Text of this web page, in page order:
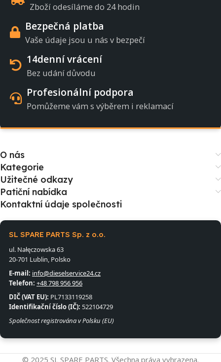
Zboží odesíláme do 24 hodin
Bezpečná platba
Vaše údaje jsou u nás v bezpečí
14denní vrácení
Bez udání důvodu
Profesionální podpora
Pomůžeme vám s výběrem i reklamací
O nás
Kategorie
Užitečné odkazy
Patiční nabídka
Kontaktní údaje společnosti
SL SPARE PARTS Sp. z o.o.
ul. Nałęczowska 63
20-701 Lublin, Polsko
E-mail: info@dieselservice24.cz
Telefon: +48 798 956 956
DIČ (VAT EU): PL7133119258
Identifikační číslo (IČ): 522104729
Společnost registrována v Polsku (EU)
© 2025 SL SPARE PARTS. Všechna práva vyhrazena.